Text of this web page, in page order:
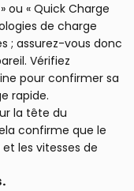
ou « Quick Charge
de charge
; assurez-vous donc
Vérifiez
pour confirmer sa
rapide.
la tête du
confirme que le
les vitesses de